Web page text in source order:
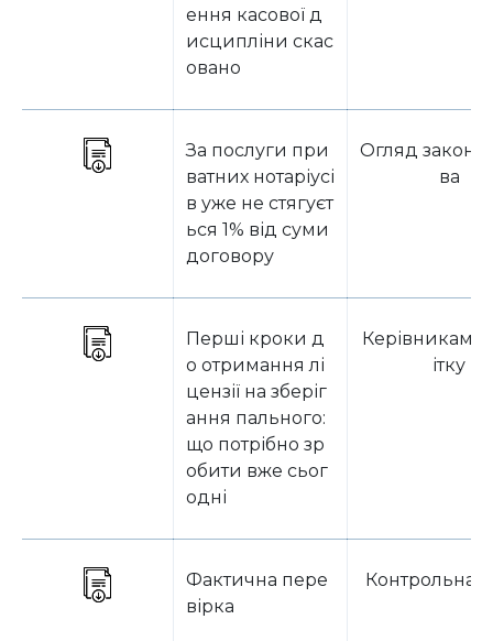
ення касової д
исципліни скас
овано
За послуги при
ватних нотаріусі
в уже не стягуєт
ься 1% від суми
договору
Огляд
ва
Перші кроки д
о отримання лі
цензії на зберіг
ання пального:
що потрібно зр
обити вже сьог
одні
Керівникам
ітку
Фактична пере
вірка
Контрольна